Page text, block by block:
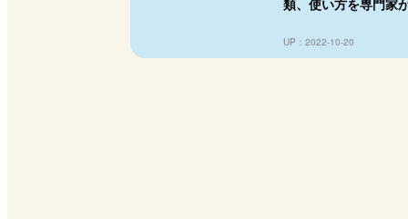
類、使い方を専門家
UP：2022-10-20